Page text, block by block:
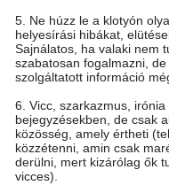
5. Ne húzz le a klotyón
helyesírási hibákat,
Sajnálatos, ha valaki nem
szabatosan fogalmazni,
szolgáltatott információ
6. Vicc, szarkazmus,
bejegyzésekben, de csak
közösség, amely értheti
közzétenni, amin csak
derülni, mert kizárólag ők
vicces).